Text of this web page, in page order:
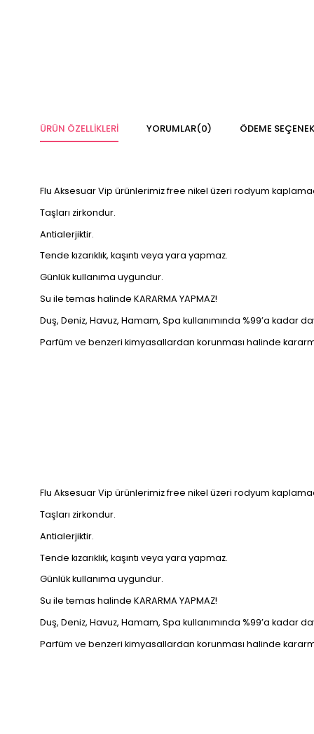
ÜRÜN ÖZELLIKLERI YORUMLAR(0) ÖDEME
Flu Aksesuar Vip ürünlerimiz free nikel üzeri rodyum
Taşları zirkondur.
Antialerjiktir.
Tende kızarıklık, kaşıntı veya yara yapmaz.
Günlük kullanıma uygundur.
Su ile temas halinde KARARMA YAPMAZ!
Duş, Deniz, Havuz, Hamam, Spa kullanımında %99’a kadar
Parfüm ve benzeri kimyasallardan korunması halinde
Flu Aksesuar Vip ürünlerimiz free nikel üzeri rodyum
Taşları zirkondur.
Antialerjiktir.
Tende kızarıklık, kaşıntı veya yara yapmaz.
Günlük kullanıma uygundur.
Su ile temas halinde KARARMA YAPMAZ!
Duş, Deniz, Havuz, Hamam, Spa kullanımında %99’a kadar
Parfüm ve benzeri kimyasallardan korunması halinde